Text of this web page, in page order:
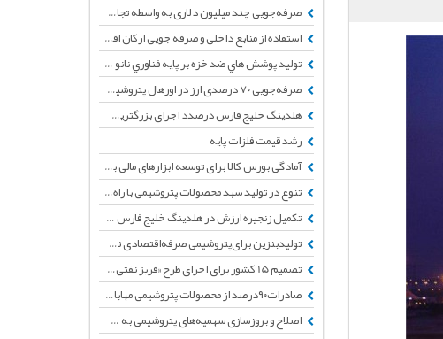
صرفه‌جویی چند میلیون دلاری به واسطه تجاری‌سازی دانش فنی کاتالیست های پتروشیمی
استفاده از منابع داخلی و صرفه جویی ارکان اقتصاد مقاومتی هستند
تولید پوشش هاي ضد خزه بر پايه فناوري نانو اكريلات، که منجر به صرفه جویی در مصرف سوخت میشود
صرفه‌جویی ۷۰ درصدی ارز در اورهال پتروشیمی شازند
هلدینگ خلیج فارس درصدد اجرای بزرگترین زنجیره ارزش در صنعت پتروشیمی کشور
رشد قیمت فلزات پایه
آمادگی بورس کالا برای توسعه ابزارهای مالی بر پایه فلزات و پتروشیمی
تنوع در تولید سبد محصولات پتروشیمی با راه اندازی 23 طرح در فاز1و2 عسلویه
تکمیل زنجیره ارزش در هلدینگ خلیج فارس با ساخت طرح جدید پتروشیمی اندیمشک
تولیدبنزین برای‌پتروشیمی صرفه‌اقتصادی ندارد
تصمیم 15 کشور برای اجرای طرح «فریز‌ نفتی»/تقاضای نفت افزایش می یابد
صادرات‌۹۰‌درصد از محصولات پتروشیمی مهاباد/ اجرای طرح جمع‌آوری گازهای زائد با هدف تبدیل محصول پتروشیمی
اصلاح و بروزسازی سهمیه‌های پتروشیمی به صورت الکترونیک با اجرای کامل طرح افق